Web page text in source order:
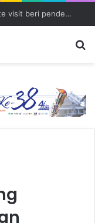
BGS beyond the boardroom: Corporate visit beri pendedahan dunia korporat kepada PELAJAR UUM